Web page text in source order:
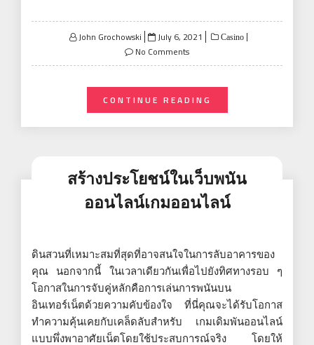
John Grochowski
Posted
on
July 6, 2021 Casino
No Comments
CONTINUE READING
สร้างประโยชน์ในเว็บพนัน
ออนไลน์เกมออนไลน์
ดินสวนที่เหมาะสมที่สุดที่อาจสนใจในการลับอาคารของ
คุณ นอกจากนี้ ในเวลาเดียวกันเพื่อไปยังทิศทางรอบ ๆ
โอกาสในการจับคู่หลักคือการเล่นการพนันบน
อินเทอร์เน็ตด้วยความคับข้องใจ ที่นี่คุณจะได้รับโอกาส
ทำความคุ้นเคยกับเคล็ดลับสำหรับ เกมเดิมพันออนไลน์
แบบพึ่งพาอาศัยเน็ตโดยใช้ประสบการณ์จริง โดยให้